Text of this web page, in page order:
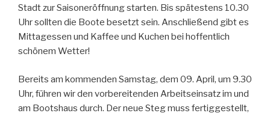
Stadt zur Saisoneröffnung starten. Bis spätestens 10.30
Uhr sollten die Boote besetzt sein. Anschließend gibt es
Mittagessen und Kaffee und Kuchen bei hoffentlich
schönem Wetter!
Bereits am kommenden Samstag, dem 09. April, um 9.30
Uhr, führen wir den vorbereitenden Arbeitseinsatz im und
am Bootshaus durch. Der neue Steg muss fertiggestellt,